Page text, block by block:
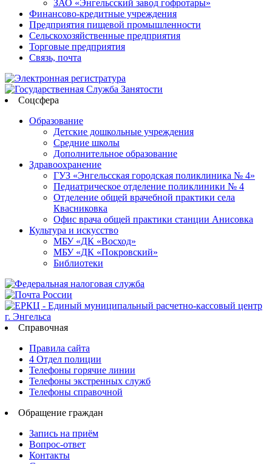
ЗАО «Энгельсский завод гофротары»
Финансово-кредитные учреждения
Предприятия пищевой промышленности
Сельскохозяйственные предприятия
Торговые предприятия
Связь, почта
Соцсфера
Образование
Детские дошкольные учреждения
Средние школы
Дополнительное образование
Здравоохранение
ГУЗ «Энгельсская городская поликлиника № 4»
Педиатрическое отделение поликлиники № 4
Отделение общей врачебной практики села
Квасниковка
Офис врача общей практики станции Анисовка
Культура и искусство
МБУ «ДК «Восход»
МБУ «ДК «Покровский»
Библиотеки
Справочная
Правила сайта
4 Отдел полиции
Телефоны горячие линии
Телефоны экстренных служб
Телефоны справочной
Обращение граждан
Запись на приём
Вопрос-ответ
Контакты